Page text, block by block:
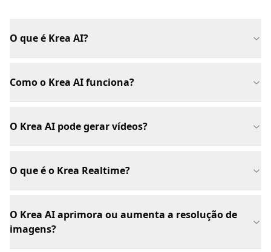
O que é Krea AI?
Como o Krea AI funciona?
O Krea AI pode gerar vídeos?
O que é o Krea Realtime?
O Krea AI aprimora ou aumenta a resolução de
imagens?